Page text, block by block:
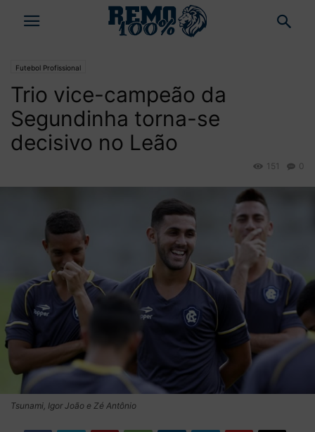
Futebol Profissional
Trio vice-campeão da
Segundinha torna-se
decisivo no Leão
0
151
Tsunami, Igor João e Zé Antônio